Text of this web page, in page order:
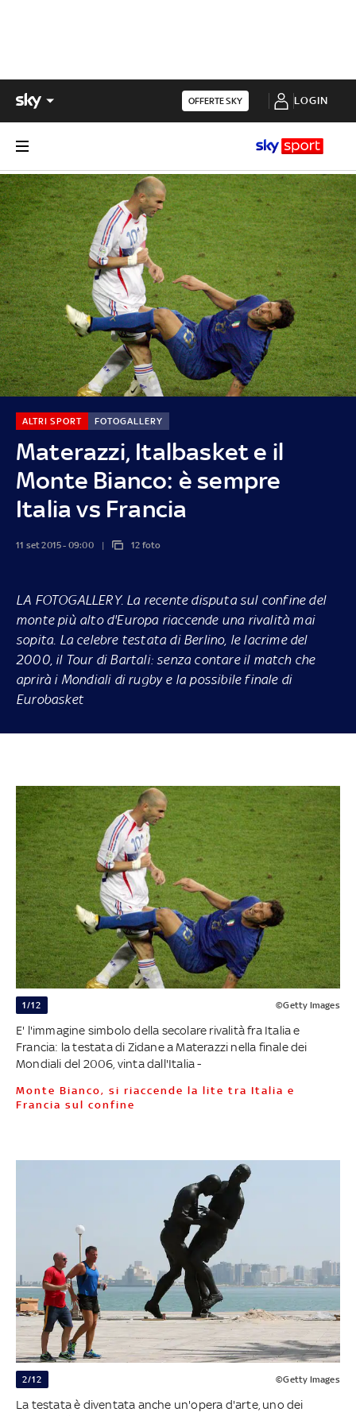
OFFERTE SKY LOGIN
Materazzi, Italbasket e il
Monte Bianco: è sempre
Italia vs Francia
ALTRI SPORT FOTOGALLERY
11 set 2015 - 09:00 12 foto
LA FOTOGALLERY. La recente disputa sul confine del
monte più alto d'Europa riaccende una rivalità mai
sopita. La celebre testata di Berlino, le lacrime del
2000, il Tour di Bartali: senza contare il match che
aprirà i Mondiali di rugby e la possibile finale di
Eurobasket
1/12 ©Getty Images
E' l'immagine simbolo della secolare rivalità fra Italia e
Francia: la testata di Zidane a Materazzi nella finale dei
Mondiali del 2006, vinta dall'Italia -
Monte Bianco, si riaccende la lite tra Italia e
Francia sul confine
2/12 ©Getty Images
La testata è diventata anche un'opera d'arte, uno dei